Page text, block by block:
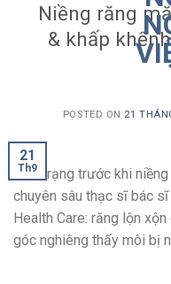
Niềng răng
& khấp
POSTED ON 21
21
Th9
Tình trạng trước khi
chuyên sâu thạc sĩ bác sĩ
Health Care: răng lộn
góc nghiêng thấy môi bị